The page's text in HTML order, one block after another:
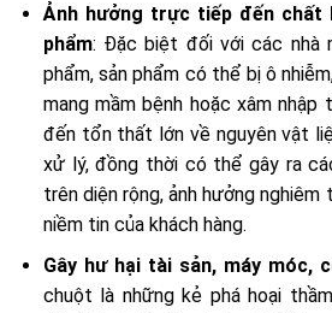
Ảnh hưởng trực tiếp đến chất
phẩm: Đặc biệt đối với các nhà
phẩm, sản phẩm có thể bị ô
mang mầm bệnh hoặc xâm
đến tổn thất lớn về nguyên vật
xử lý, đồng thời có thể gây ra
trên diện rộng, ảnh hưởng
niềm tin của khách hàng.
Gây hư hại tài sản, máy móc,
chuột là những kẻ phá hoại